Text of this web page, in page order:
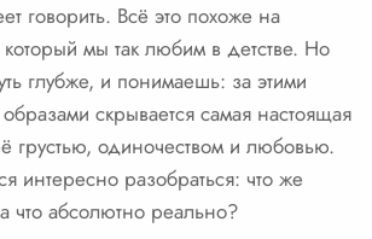
говорить. Всё это похоже на
мы так любим в детстве. Но
глубже, и понимаешь: за этими
скрывается самая настоящая
грустью, одиночеством и любовью.
интересно разобраться: что же
что абсолютно реально?